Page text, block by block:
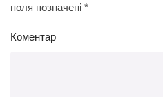
поля позначені *
Коментар